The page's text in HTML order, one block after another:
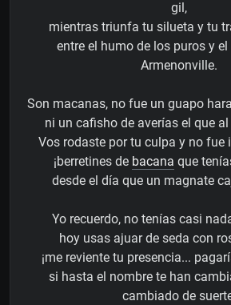
gil,
mientras triunfa tu silueta y tu
entre el humo de los puros y
Armenonville.
Son macanas, no fue un guapo
ni un cafisho de averías el que
Vos rodaste por tu culpa y no fue
¡berretines de bacana que
desde el día que un magnate
Yo recuerdo, no tenías casi
hoy usas ajuar de seda con
¡me reviente tu presencia...
si hasta el nombre te han
cambiado de